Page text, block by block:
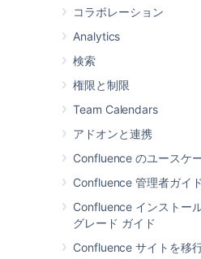
コラボレーション
Analytics
検索
権限と制限
Team Calendars
アドオンと連携
Confluence のユースケ
Confluence 管理者ガイド
Confluence インストー
グレード ガイド
Confluence サイトを移
Android 向け
モバイル アプリ
Confluence にアクセスす
に最適化されたバージョン
されます。Confluence に
イスに応じてモバイルまた
ターフェイスが選択されま
イル上でデスクトップ サ
もできます。これを実行す
を選択してから、[
デ
に切り替え] を選択します。